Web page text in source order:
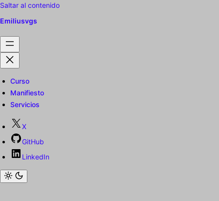
Saltar al contenido
Emiliusvgs
Curso
Manifiesto
Servicios
X
GitHub
LinkedIn